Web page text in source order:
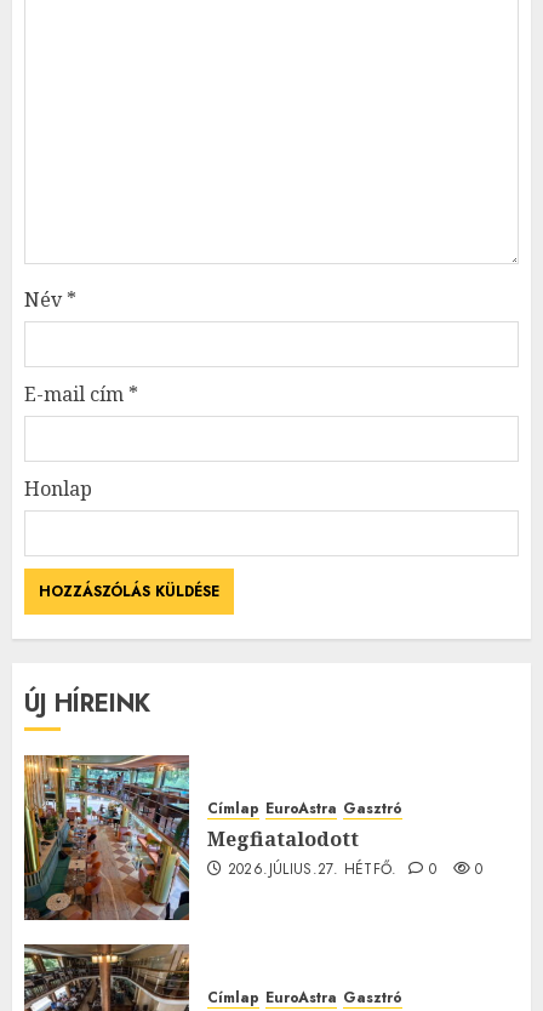
Név*
E-mail cím *
Honlap
ÚJ HÍREINK
Címlap EuroAstra Gasztró
Megfiatalodott
2026.JÚLIUS.27. HÉTFŐ. 0 0
Címlap EuroAstra Gasztró